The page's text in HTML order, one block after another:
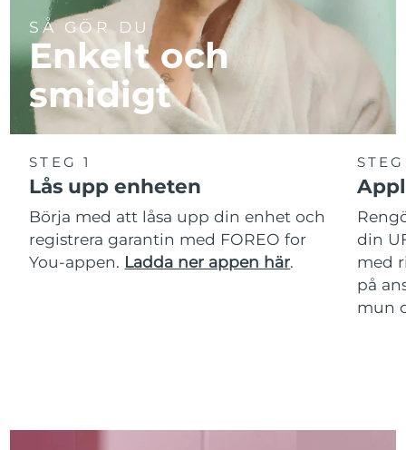
SÅ GÖR DU
Enkelt och
smidigt
STEG 1
Lås upp enheten
Börja med att låsa upp din enhet och
registrera garantin med FOREO for
You-appen. Ladda ner appen här.
din
med
på
mun